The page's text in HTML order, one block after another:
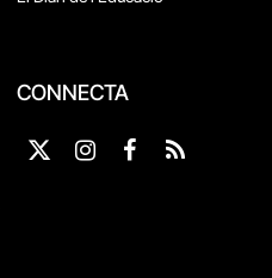
CONNECTA
X
InstagramFacebook
RSS